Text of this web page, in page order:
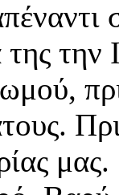
της
μας.